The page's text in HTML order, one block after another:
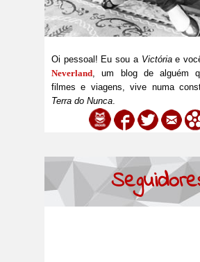
Oi pessoal! Eu sou a Victóriae
Neverland , um blog de alguém
filmes e viagens, vive numa
Terra do Nunca